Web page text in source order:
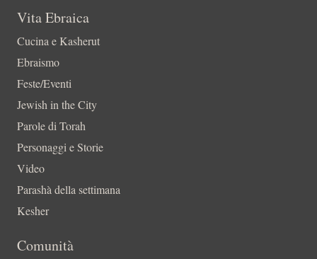
Vita Ebraica
Cucina e Kasherut
Ebraismo
Feste/Eventi
Jewish in the City
Parole di Torah
Personaggi e Storie
Video
Parashà della settimana
Kesher
Comunità